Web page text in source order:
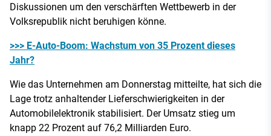
Diskussionen um den verschärften Wettbewerb in der
Volksrepublik nicht beruhigen könne.
>>> E-Auto-Boom: Wachstum von 35 Prozent dieses
Jahr?
Wie das Unternehmen am Donnerstag mitteilte, hat sich die
Lage trotz anhaltender Lieferschwierigkeiten in der
Automobilelektronik stabilisiert. Der Umsatz stieg um
knapp 22 Prozent auf 76,2 Milliarden Euro.